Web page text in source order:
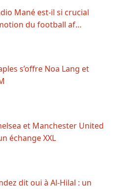
Mané est-il si crucial
du football af…
s’offre Noa Lang et
et Manchester United
échange XXL
dit oui à Al-Hilal : un